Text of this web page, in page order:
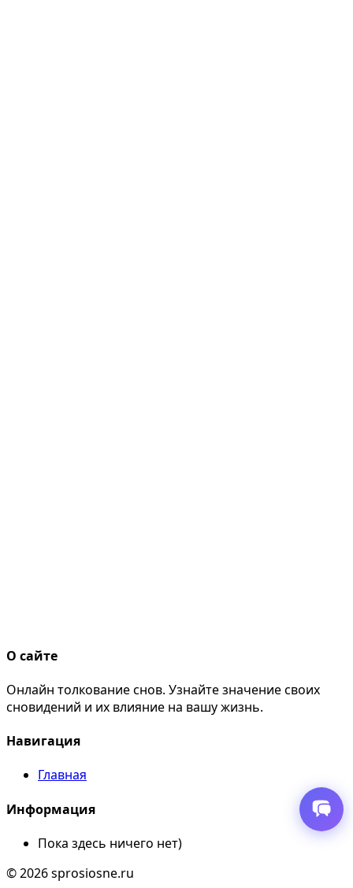
О сайте
Онлайн толкование снов. Узнайте значение своих
сновидений и их влияние на вашу жизнь.
Навигация
Главная
Информация
Пока здесь ничего нет)
© 2026 sprosiosne.ru